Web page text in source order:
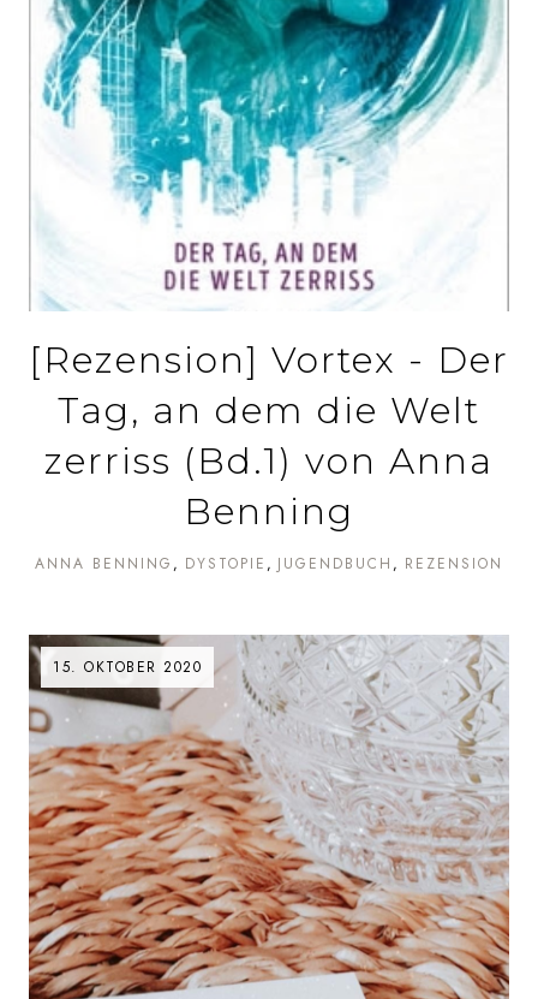
[Rezension] Vortex - Der
Tag, an dem die Welt
zerriss (Bd.1) von Anna
Benning
ANNA BENNING DYSTOPIE JUGENDBUCH REZENSION
15. OKTOBER 2020